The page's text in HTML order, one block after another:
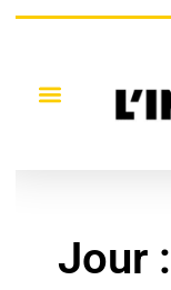
Jour